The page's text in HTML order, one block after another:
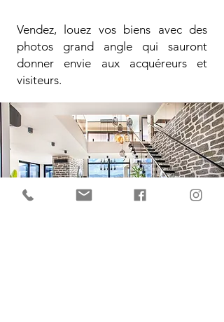
Vendez, louez vos biens avec des
photos grand angle qui sauront
donner envie aux acquéreurs et
visiteurs.